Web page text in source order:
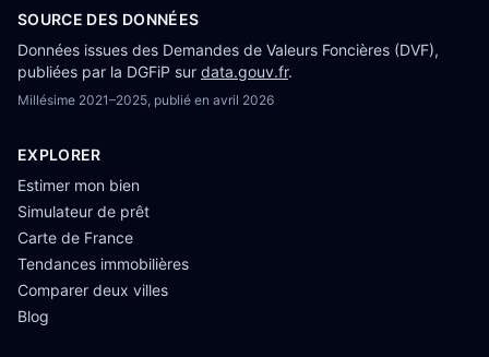
SOURCE DES DONNÉES
Données issues des Demandes de Valeurs Foncières (DVF),
publiées par la DGFiP sur data.gouv.fr.
Millésime 2021–2025, publié en avril 2026
EXPLORER
Estimer mon bien
Simulateur de prêt
Carte de France
Tendances immobilières
Comparer deux villes
Blog